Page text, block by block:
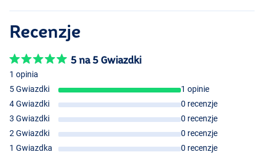
Recenzje
5 na 5 Gwiazdki
1 opinia
5 Gwiazdki
1 opinie
4 Gwiazdki
0 recenzje
3 Gwiazdki
0 recenzje
2 Gwiazdki
0 recenzje
1 Gwiazdka
0 recenzje